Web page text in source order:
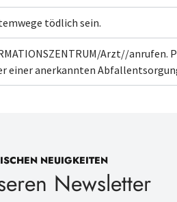
tödlich sein.
Arzt//anrufen.
einer anerkannten
NEUIGKEITEN
Newsletter